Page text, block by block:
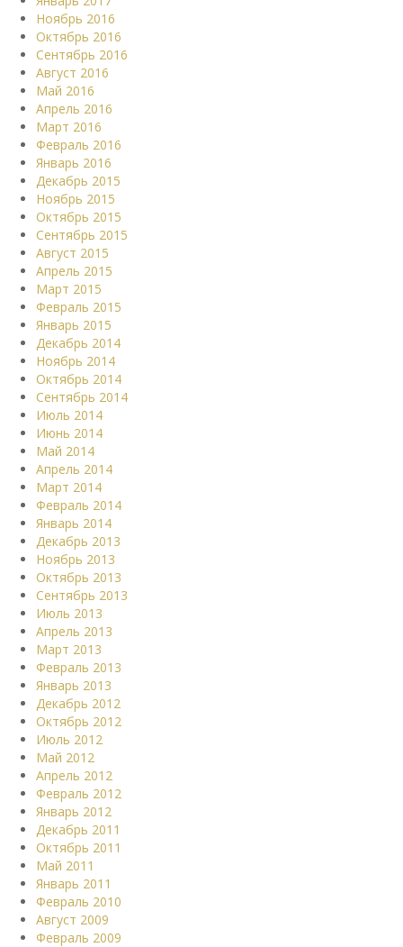
Ноябрь 2016
Октябрь 2016
Сентябрь 2016
Август 2016
Май 2016
Апрель 2016
Март 2016
Февраль 2016
Январь 2016
Декабрь 2015
Ноябрь 2015
Октябрь 2015
Сентябрь 2015
Август 2015
Апрель 2015
Март 2015
Февраль 2015
Январь 2015
Декабрь 2014
Ноябрь 2014
Октябрь 2014
Сентябрь 2014
Июль 2014
Июнь 2014
Май 2014
Апрель 2014
Март 2014
Февраль 2014
Январь 2014
Декабрь 2013
Ноябрь 2013
Октябрь 2013
Сентябрь 2013
Июль 2013
Апрель 2013
Март 2013
Февраль 2013
Январь 2013
Декабрь 2012
Октябрь 2012
Июль 2012
Май 2012
Апрель 2012
Февраль 2012
Январь 2012
Декабрь 2011
Октябрь 2011
Май 2011
Январь 2011
Февраль 2010
Август 2009
Февраль 2009